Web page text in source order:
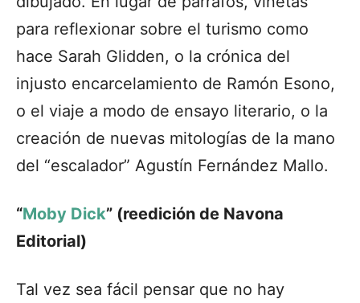
para reflexionar sobre el turismo como
hace Sarah Glidden, o la crónica del
injusto encarcelamiento de Ramón Esono,
o el viaje a modo de ensayo literario, o la
creación de nuevas mitologías de la mano
del “escalador” Agustín Fernández Mallo.
“Moby Dick” (reedición de Navona
Editorial)
Tal vez sea fácil pensar que no hay